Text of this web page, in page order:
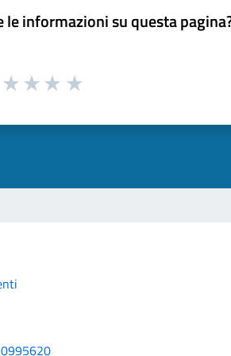
le informazioni su questa